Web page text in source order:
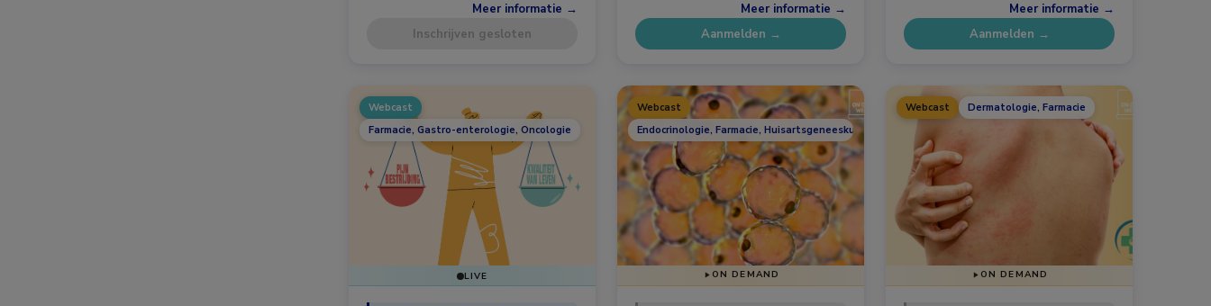
Meer informatie →
Inschrijven gesloten
Meer informatie →
Aanmelden →
Meer informatie →
Aanmelden →
Webcast
Farmacie, Gastro-enterologie, Oncologie
LIVE
Webcast
Endocrinologie, Farmacie, Huisartsgeneeskunde
ON DEMAND
Webcast Dermatologie, Farmacie
ON DEMAND